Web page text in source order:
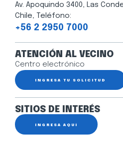
Av. Apoquindo 3400, Las
Chile, Teléfono:
+56 2 2950 7000
ATENCIÓN AL VECINO
Centro electrónico
INGRESA TU SOLICITUD
SITIOS DE INTERÉS
INGRESA AQUÍ